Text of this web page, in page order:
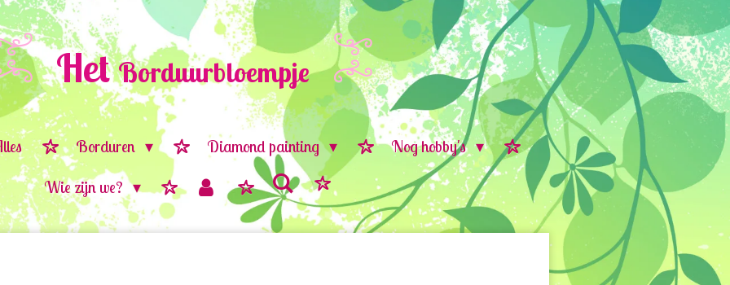
HetBorduurbloempje
Borduren Diamond painting
Nog hobby's
Wie zijn we?